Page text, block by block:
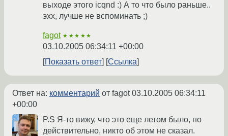
выходе этого icqnd :) А то что было раньше..
эхх, лучше не вспоминать ;)
fagot ★★★★★
03.10.2005 06:34:11 +00:00
Показать ответ
Ссылка
Ответ на: комментарий от fagot03.10.2005 06:34:11
+00:00
P.S Я-то вижу, что это еще летом было, но
действительно, никто об этом не сказал.